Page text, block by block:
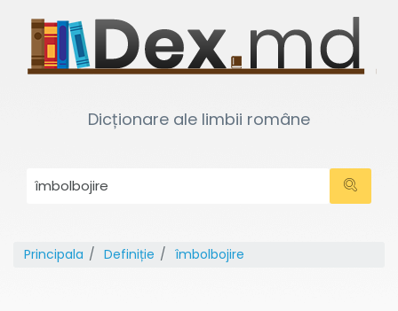
Dicționare ale limbii române
Principala Definiție îmbolbojire